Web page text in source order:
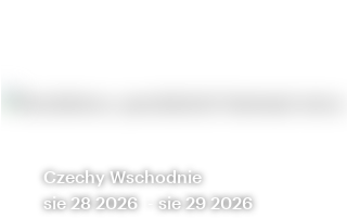
Czechy Wschodnie
sie 28 2026
-sie 29 2026